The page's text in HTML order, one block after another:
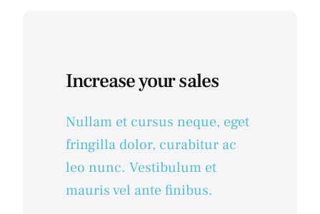
Increase your sales
Nullam et cursus neque, eget
fringilla dolor, curabitur ac
leo nunc. Vestibulum et
mauris vel ante finibus.